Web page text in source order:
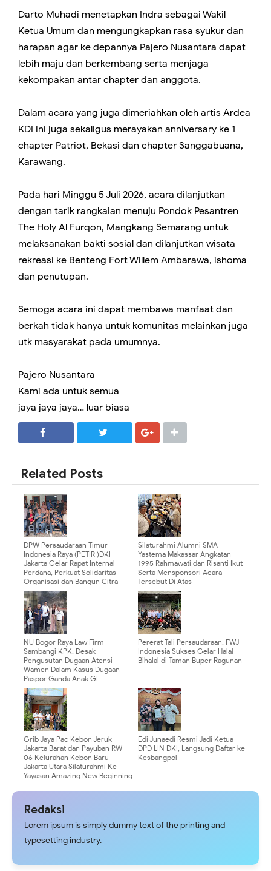
Darto Muhadi menetapkan Indra sebagai Wakil
Ketua Umum dan mengungkapkan rasa syukur dan
harapan agar ke depannya Pajero Nusantara dapat
lebih maju dan berkembang serta menjaga
kekompakan antar chapter dan anggota.
Dalam acara yang juga dimeriahkan oleh artis Ardea
KDI ini juga sekaligus merayakan anniversary ke 1
chapter Patriot, Bekasi dan chapter Sanggabuana,
Karawang.
Pada hari Minggu 5 Juli 2026, acara dilanjutkan
dengan tarik rangkaian menuju Pondok Pesantren
The Holy Al Furqon, Mangkang Semarang untuk
melaksanakan bakti sosial dan dilanjutkan wisata
rekreasi ke Benteng Fort Willem Ambarawa, ishoma
dan penutupan.
Semoga acara ini dapat membawa manfaat dan
berkah tidak hanya untuk komunitas melainkan juga
utk masyarakat pada umumnya.
Pajero Nusantara
Kami ada untuk semua
jaya jaya jaya… luar biasa
Related Posts
DPW Persaudaraan Timur
Indonesia Raya (PETIR )DKI
Jakarta Gelar Rapat Internal
Perdana, Perkuat Solidaritas
Organisasi dan Bangun Citra
Positif Warga Indonesia Timur
Silaturahmi Alumni SMA
Yastema Makassar Angkatan
1995 Rahmawati dan Risanti Ikut
Serta Mensponsori Acara
Tersebut Di Atas
NU Bogor Raya Law Firm
Sambangi KPK, Desak
Pengusutan Dugaan Atensi
Wamen Dalam Kasus Dugaan
Paspor Ganda Anak GI
Pererat Tali Persaudaraan, FWJ
Indonesia Sukses Gelar Halal
Bihalal di Taman Buper Ragunan
Grib Jaya Pac Kebon Jeruk
Jakarta Barat dan Payuban RW
06 Kelurahan Kebon Baru
Jakarta Utara Silaturahmi Ke
Yayasan Amazing New Beginning
Edi Junaedi Resmi Jadi Ketua
DPD LIN DKI, Langsung Daftar ke
Kesbangpol
Redaksi
Lorem ipsum is simply dummy text of the printing and
typesetting industry.